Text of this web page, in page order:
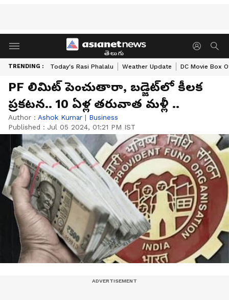
తెలుగు
TRENDING : Today's Rasi Phalalu Weather Update DC Movie Box
PF లిమిట్ పెంచుతారా, బడ్జెట్‌లో కీలక
ప్రకటన.. 10 ఏళ్ల తరువాత మళ్లీ ..
Author : Ashok Kumar | Business
Published : Jul 05 2024, 01:21 PM IST